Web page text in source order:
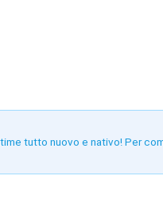
tutto nuovo e nativo! Per